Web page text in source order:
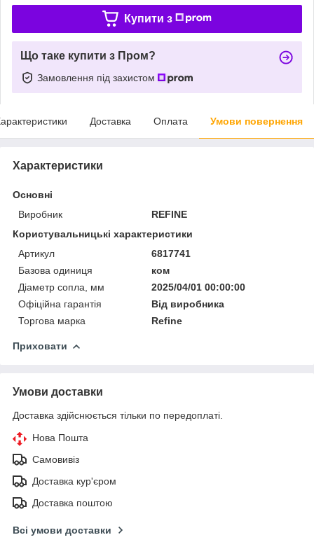
Купити з
Що таке купити з Пром?
Замовлення під захистом
Доставка Оплата Умови повернення
Характеристики
Основні
Виробник
REFINE
Користувальницькі характеристики
Артикул
6817741
Базова одиниця
ком
Діаметр сопла, мм
2025/04/01 00:00:00
Офіційна гарантія
Від виробника
Торгова марка
Refine
Приховати
Умови доставки
Доставка здійснюється тільки по передоплаті.
Нова Пошта
Самовивіз
Доставка кур'єром
Доставка поштою
Всі умови доставки